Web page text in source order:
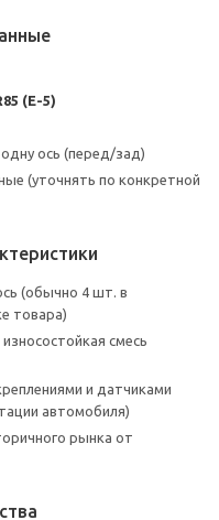
(Е-5)
ось (перед/зад)
(уточнять по конкретной
(обычно 4 шт. в
товара)
смесь
и датчиками
автомобиля)
рынка от